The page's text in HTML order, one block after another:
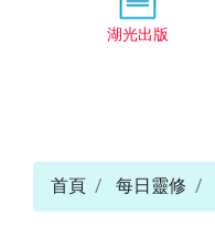
湖光出版
首頁 每日靈修